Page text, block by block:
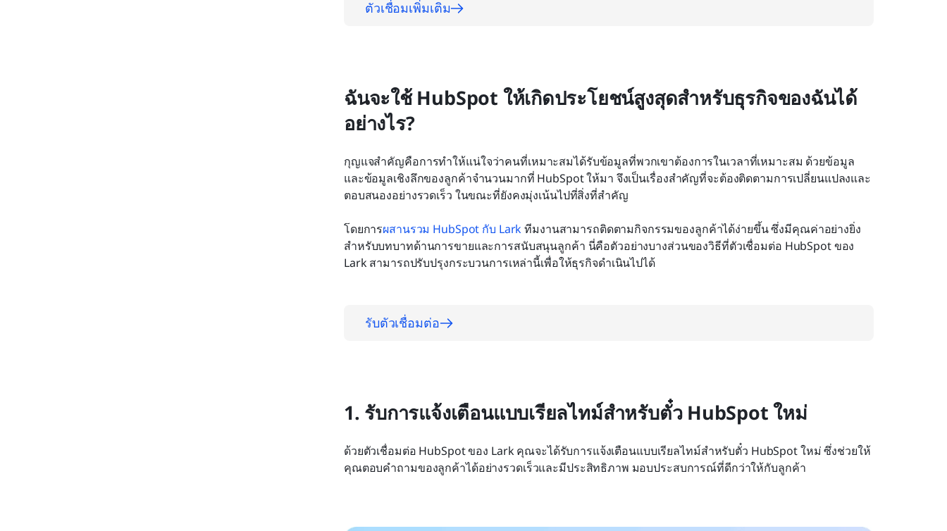
ตัวเชื่อมเพิ่มเติม
ฉันจะใช้ HubSpot ให้เกิดประโยชน์สูงสุดสำหรับธุรกิจของฉันได้
อย่างไร?
กุญแจสำคัญคือการทำให้แน่ใจว่าคนที่เหมาะสมได้รับข้อมูลที่พวกเขาต้องการในเวลาที่เหมาะสม ด้วยข้อมูล
และข้อมูลเชิงลึกของลูกค้าจำนวนมากที่ HubSpot ให้มา จึงเป็นเรื่องสำคัญที่จะต้องติดตามการเปลี่ยนแปลงและ
ตอบสนองอย่างรวดเร็ว ในขณะที่ยังคงมุ่งเน้นไปที่สิ่งที่สำคัญ
โดยการผสานรวม HubSpot กับ Lark ทีมงานสามารถติดตามกิจกรรมของลูกค้าได้ง่ายขึ้น ซึ่งมีคุณค่าอย่างยิ่ง
สำหรับบทบาทด้านการขายและการสนับสนุนลูกค้า นี่คือตัวอย่างบางส่วนของวิธีที่ตัวเชื่อมต่อ HubSpot ของ
Lark สามารถปรับปรุงกระบวนการเหล่านี้เพื่อให้ธุรกิจดำเนินไปได้
รับตัวเชื่อมต่อ
1. รับการแจ้งเตือนแบบเรียลไทม์สำหรับตั๋ว HubSpot ใหม่
ด้วยตัวเชื่อมต่อ HubSpot ของ Lark คุณจะได้รับการแจ้งเตือนแบบเรียลไทม์สำหรับตั๋ว HubSpot ใหม่ ซึ่งช่วยให้
คุณตอบคำถามของลูกค้าได้อย่างรวดเร็วและมีประสิทธิภาพ มอบประสบการณ์ที่ดีกว่าให้กับลูกค้า